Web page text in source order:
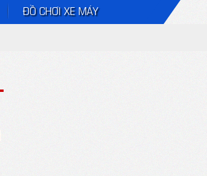
ĐỒ CHƠI XE MÁY